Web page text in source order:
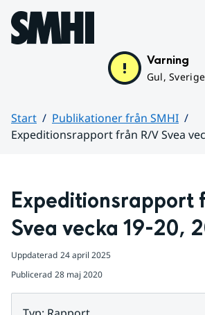
Hoppa till sidans innehåll
Varning
Gul, Sverige
Start
Publikationer från SMHI
Expeditionsrapport från R/V Svea
Expeditionsrapport
Svea vecka 19-20,
Uppdaterad 24 april 2025
Publicerad 28 maj 2020